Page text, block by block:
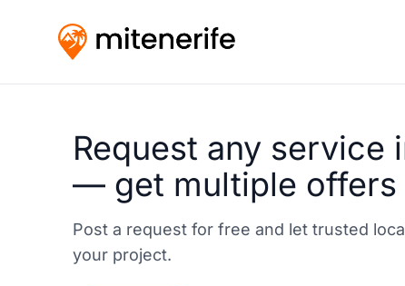
Request any service
— get multiple offers
Post a request for free and let trusted
your project.